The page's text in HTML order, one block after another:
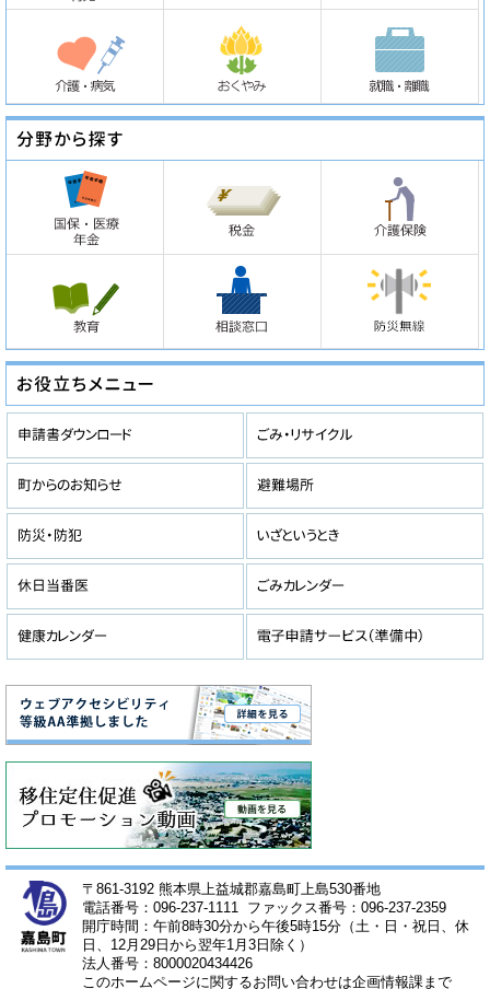
〒861-3192 熊本県上益城郡嘉島町上島530番地
電話番号：096-237-1111 ファックス番号：096-237-2359
開庁時間：午前8時30分から午後5時15分（土・日・祝日、休
日、12月29日から翌年1月3日除く）
法人番号：8000020434426
このホームページに関するお問い合わせは企画情報課まで